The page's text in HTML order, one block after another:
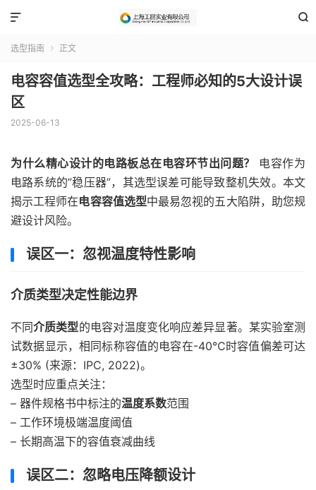


选型指南  正文
电容容值选型全攻略：工程师必知的5大设计误
区
2025-06-13
为什么精心设计的电路板总在电容环节出问题？
电容作为
电路系统的”稳压器”，其选型误差可能导致整机失效。本文
揭示工程师在电容容值选型中最易忽视的五大陷阱，助您规
避设计风险。
误区一：忽视温度特性影响
介质类型决定性能边界
不同介质类型的电容对温度变化响应差异显著。某实验室测
试数据显示，相同标称容值的电容在-40℃时容值偏差可达
±30% (来源：IPC, 2022)。
选型时应重点关注：
– 器件规格书中标注的温度系数范围
– 工作环境极端温度阈值
– 长期高温下的容值衰减曲线
误区二：忽略电压降额设计